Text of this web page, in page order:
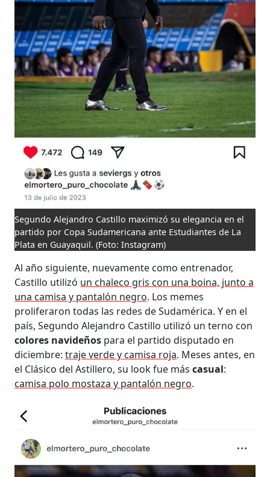
Segundo Alejandro Castillo maximizó su elegancia en el
partido por Copa Sudamericana ante Estudiantes de La
Plata en Guayaquil. (Foto: Instagram)
Al año siguiente, nuevamente como entrenador,
Castillo utilizó un chaleco gris con una boina, junto a
una camisa y pantalón negro. Los memes
proliferaron todas las redes de Sudamérica. Y en el
país, Segundo Alejandro Castillo utilizó un terno con
colores navideños para el partido disputado en
diciembre:traje verde y camisa roja. Meses antes, en
el Clásico del Astillero, su look fue máscasual:
camisa polo mostaza y pantalón negro.